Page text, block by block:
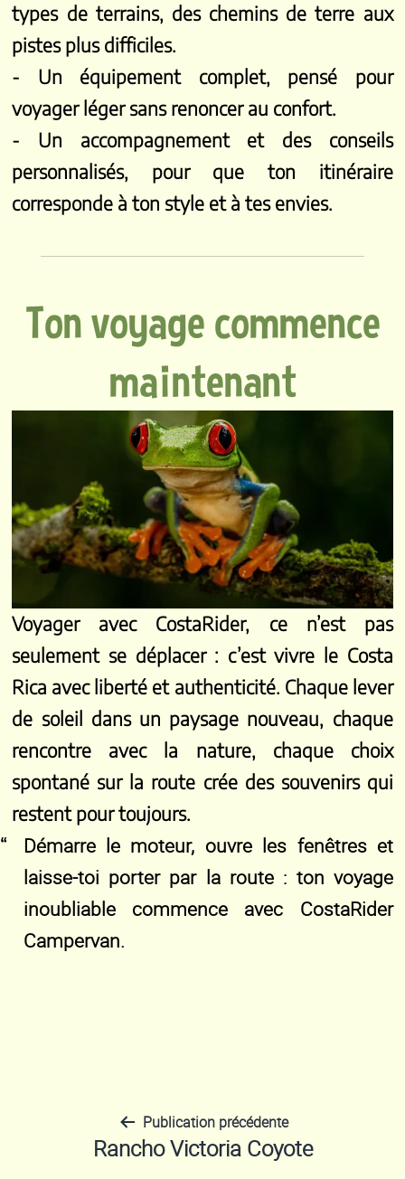
types de terrains, des chemins de terre aux
pistes plus difficiles.
- Un équipement complet, pensé pour
voyager léger sans renoncer au confort.
- Un accompagnement et des conseils
personnalisés, pour que ton itinéraire
corresponde à ton style et à tes envies.
Ton voyage commence
maintenant
Voyager avec CostaRider, ce n’est pas
seulement se déplacer : c’est vivre le Costa
Rica avec liberté et authenticité. Chaque lever
de soleil dans un paysage nouveau, chaque
rencontre avec la nature, chaque choix
spontané sur la route crée des souvenirs qui
restent pour toujours.
Démarre le moteur, ouvre les fenêtres et
laisse-toi porter par la route : ton voyage
inoubliable commence avec CostaRider
Campervan.
NavigationPublication précédente
Rancho Victoria Coyote